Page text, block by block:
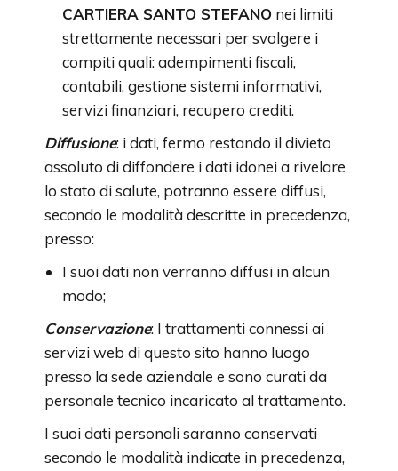
CARTIERA SANTO STEFANO nei limiti
strettamente necessari per svolgere i
compiti quali: adempimenti fiscali,
contabili, gestione sistemi informativi,
servizi finanziari, recupero crediti.
Diffusione: i dati, fermo restando il divieto
assoluto di diffondere i dati idonei a rivelare
lo stato di salute, potranno essere diffusi,
secondo le modalità descritte in precedenza,
presso:
I suoi dati non verranno diffusi in alcun
modo;
Conservazione: I trattamenti connessi ai
servizi web di questo sito hanno luogo
presso la sede aziendale e sono curati da
personale tecnico incaricato al trattamento.
I suoi dati personali saranno conservati
secondo le modalità indicate in precedenza,